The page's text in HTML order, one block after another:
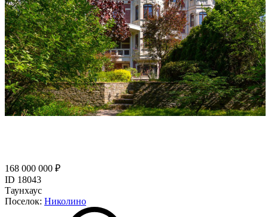
168 000 000 ₽
ID 18043
Таунхаус
Поселок: Николино